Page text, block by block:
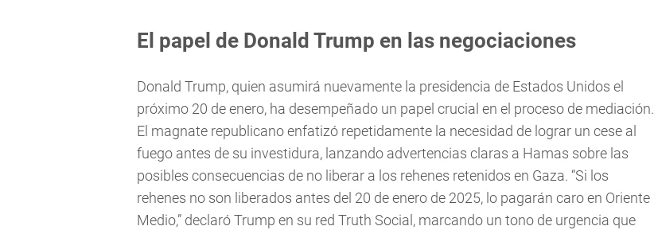
El papel de Donald Trump en las negociaciones
Donald Trump, quien asumirá nuevamente la presidencia de Estados Unidos el
próximo 20 de enero, ha desempeñado un papel crucial en el proceso de mediación.
El magnate republicano enfatizó repetidamente la necesidad de lograr un cese al
fuego antes de su investidura, lanzando advertencias claras a Hamas sobre las
posibles consecuencias de no liberar a los rehenes retenidos en Gaza. “Si los
rehenes no son liberados antes del 20 de enero de 2025, lo pagarán caro en Oriente
Medio,” declaró Trump en su red Truth Social, marcando un tono de urgencia que